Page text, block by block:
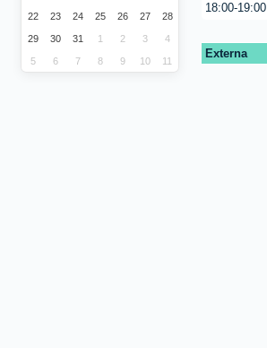
22 23 24 25 26 27 28
29 30 31 1 2 3 4
5 6 7 8 9 10 11
18:00-19:00
Externa